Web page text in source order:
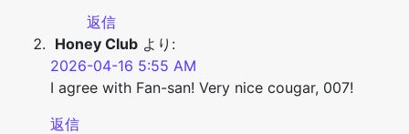
返信
Honey Club より:
2026-04-16 5:55 AM
I agree with Fan-san! Very nice cougar, 007!
返信